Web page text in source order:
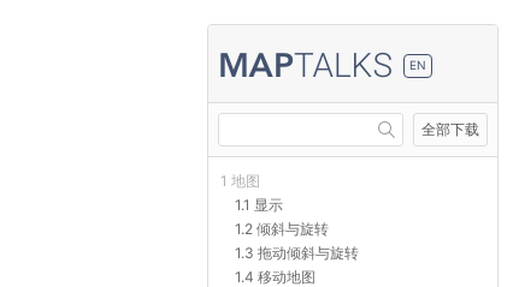
EN
全部下载
1 地图
1.1 显示
1.2 倾斜与旋转
1.3 拖动倾斜与旋转
1.4 移动地图